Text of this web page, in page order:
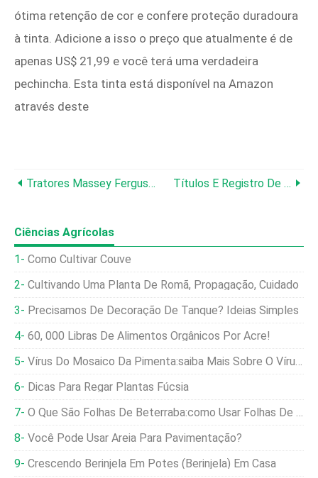
ótima retenção de cor e confere proteção duradoura
à tinta. Adicione a isso o preço que atualmente é de
apenas US$ 21,99 e você terá uma verdadeira
pechincha. Esta tinta está disponível na Amazon
através deste
Tratores Massey Ferguson:uma Revisão Abrangente E Análise De Confiabilidade Títulos E Registro De Tratores:o Que Você Precisa Saber
Ciências Agrícolas
Como Cultivar Couve
Cultivando Uma Planta De Romã, Propagação, Cuidado
Precisamos De Decoração De Tanque? Ideias Simples
60, 000 Libras De Alimentos Orgânicos Por Acre!
Vírus Do Mosaico Da Pimenta:saiba Mais Sobre O Vírus Do Mosaico Nas Plantas Da Pimenta
Dicas Para Regar Plantas Fúcsia
O Que São Folhas De Beterraba:como Usar Folhas De Beterraba E Colher Folhas De Folhas
Você Pode Usar Areia Para Pavimentação?
Crescendo Berinjela Em Potes (berinjela) Em Casa